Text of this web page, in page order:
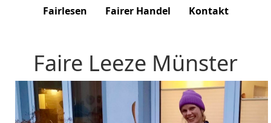
Fairlesen Fairer Handel Kontakt
Faire Leeze Münster